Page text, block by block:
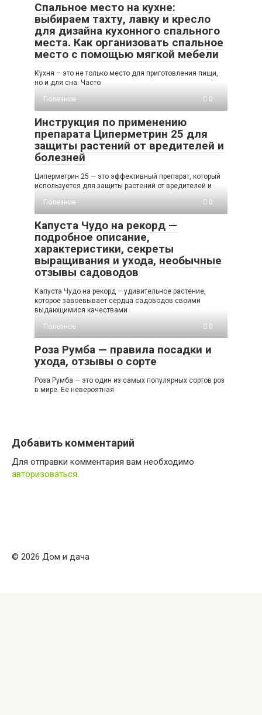
Спальное место на кухне:
выбираем тахту, лавку и кресло
для дизайна кухонного спального
места. Как организовать спальное
место с помощью мягкой мебели
Кухня – это не только место для приготовления пищи,
но и для сна. Часто
Полезное
0
Инструкция по применению
препарата Циперметрин 25 для
защиты растений от вредителей и
болезней
Циперметрин 25 — это эффективный препарат, который
используется для защиты растений от вредителей и
Полезное
0
Капуста Чудо на рекорд —
подробное описание,
характеристики, секреты
выращивания и ухода, необычные
отзывы садоводов
Капуста Чудо на рекорд – удивительное растение,
которое завоевывает сердца садоводов своими
выдающимися качествами
Полезное
0
Роза Румба — правила посадки и
ухода, отзывы о сорте
Роза Румба — это один из самых популярных сортов роз
в мире. Ее невероятная
Добавить комментарий
Для отправки комментария вам необходимо
авторизоваться.
© 2026 Дом и дача